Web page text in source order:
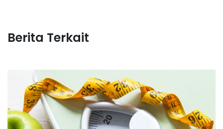
Berita Terkait